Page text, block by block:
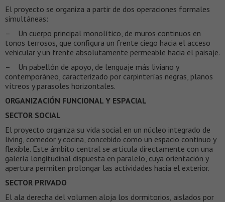
El proyecto se organiza a partir de dos operaciones formales
simultáneas:
– Un cuerpo principal monolítico, de muros continuos en
tonos terrosos, que configura un frente ciego hacia el acceso
vehicular y un frente absolutamente permeable hacia el paisaje.
– Un pabellón de apoyo, de lenguaje más liviano y
contemporáneo, caracterizado por carpinterías negras, planos
vítreos y parasoles horizontales.
ORGANIZACIÓN FUNCIONAL Y ESPACIAL
SECTOR SOCIAL
El proyecto organiza su vida social en un núcleo integrado de
living, comedor y cocina, concebido como un espacio continuo y
flexible. Este ámbito central se articula directamente con una
galería longitudinal dispuesta en paralelo, cuya orientación y
apertura permiten prolongar las actividades hacia el exterior.
SECTOR PRIVADO
El ala derecha del volumen aloja los dormitorios, aislados por